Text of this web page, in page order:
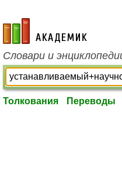
academic.ru
Словари и
Толкования Переводы